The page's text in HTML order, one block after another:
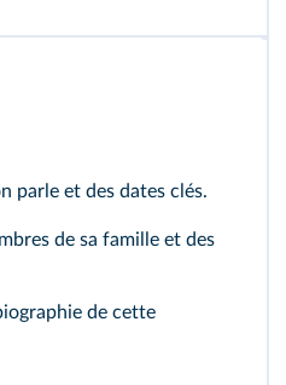
parle et des dates clés.
de sa famille et des
de cette